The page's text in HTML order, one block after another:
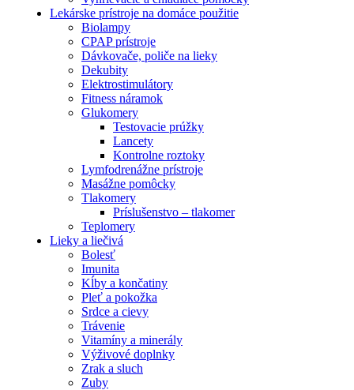
Lekárske prístroje na domáce použitie
Biolampy
CPAP prístroje
Dávkovače, poliče na lieky
Dekubity
Elektrostimulátory
Fitness náramok
Glukomery
Testovacie prúžky
Lancety
Kontrolne roztoky
Lymfodrenážne prístroje
Masážne pomôcky
Tlakomery
Príslušenstvo – tlakomer
Teplomery
Lieky a liečivá
Bolesť
Imunita
Kĺby a končatiny
Pleť a pokožka
Srdce a cievy
Trávenie
Vitamíny a minerály
Výživové doplnky
Zrak a sluch
Zuby